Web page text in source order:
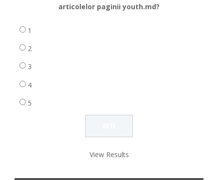
articolelor paginii youth.md?
1
2
3
4
5
View Results